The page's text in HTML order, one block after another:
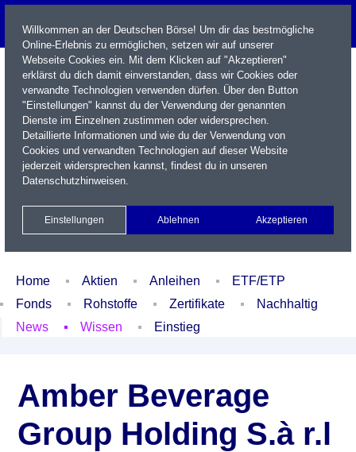
Name / WKN / ISIN / Kürzel
Xetra Realtime
Watchlist Portfolio Login
Home Aktien Anleihen
ETF/ETP
Fonds
Rohstoffe Zertifikate
Nachhaltig
News
Wissen Einstieg
Amber Beverage
Group Holding S.à r.l
Willkommen an der Deutschen Börse! Um dir das bestmögliche
Online-Erlebnis zu ermöglichen, setzen wir auf unserer
Webseite Cookies ein. Mit dem Klicken auf "Akzeptieren"
erklärst du dich damit einverstanden, dass wir Cookies oder
verwandte Technologien verwenden dürfen. Über den Button
"Einstellungen" kannst du der Verwendung der genannten
Dienste im Einzelnen zustimmen oder widersprechen.
Detaillierte Informationen und wie du der Verwendung von
Cookies und verwandten Technologien auf dieser Website
jederzeit widersprechen kannst, findest du in unseren
Datenschutzhinweisen.
Einstellungen Ablehnen Akzeptieren